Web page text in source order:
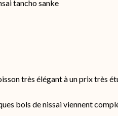
très élégant à un prix très
bols de nissai viennent